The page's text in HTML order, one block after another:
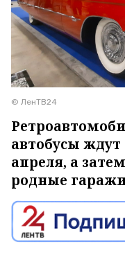
© ЛенТВ24
автобусы ждут
апреля, а
родные